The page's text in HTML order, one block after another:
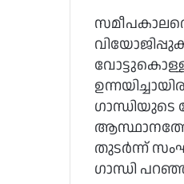
ഗാന്ധിയുടെ
തുടർന്ന്
ഗാന്ധി